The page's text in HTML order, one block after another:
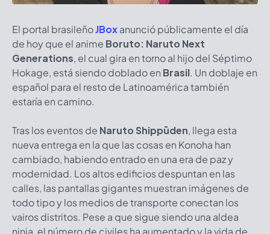
El portal brasileñoJBoxanunció públicamente el día
de hoy que el anime Boruto: Naruto Next
Generations, el cual gira en torno al hijo del Séptimo
Hokage, está siendo doblado en Brasil. Un doblaje en
español para el resto de Latinoamérica también
estaría en camino.
Tras los eventos de Naruto Shippūden, llega esta
nueva entrega en la que las cosas en Konoha han
cambiado, habiendo entrado en una era de paz y
modernidad. Los altos edificios despuntan en las
calles, las pantallas gigantes muestran imágenes de
todo tipo y los medios de transporte conectan los
vairos distritos. Pese a que sigue siendo una aldea
ninja, el número de civiles ha aumentado y la vida de